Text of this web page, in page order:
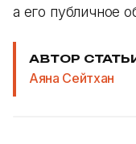
а его публичное
АВТОР
Аяна Сейтхан